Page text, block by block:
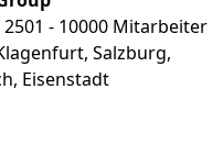
2501 - 10000 Mitarbeiter
Salzburg,
Eisenstadt